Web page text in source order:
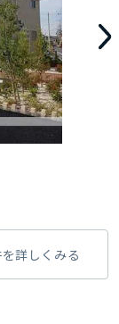
詳しくみる